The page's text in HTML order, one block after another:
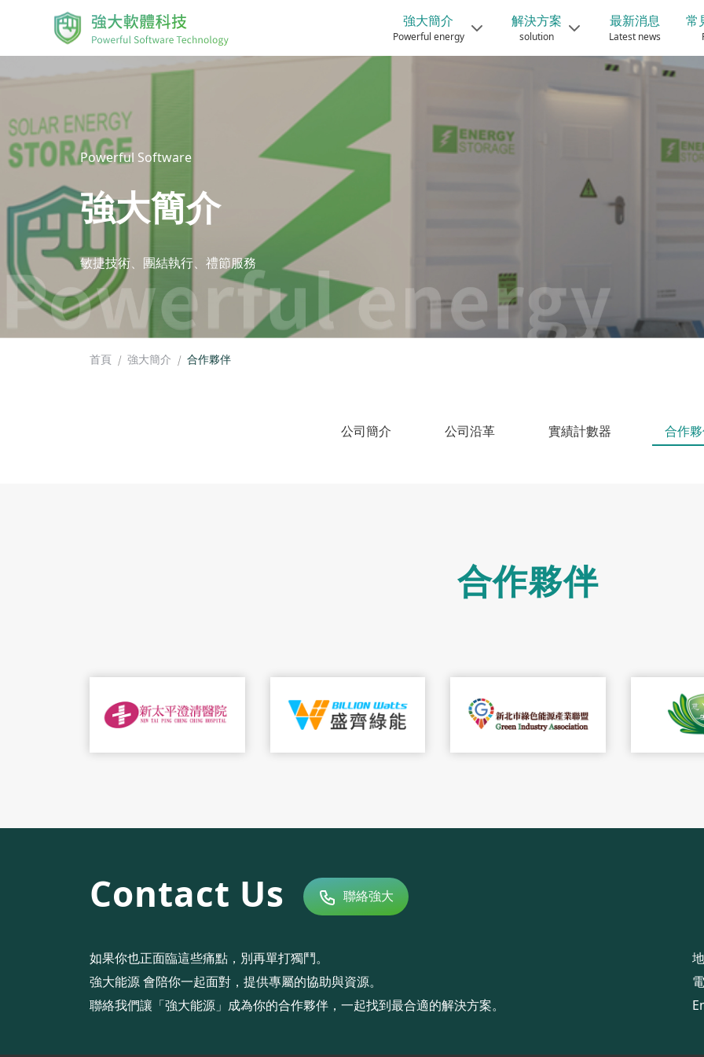
強大簡介
Powerful energy
解決方案
solution
最新消息
Latest news
常
Powerful Software
強大簡介
敏捷技術、團結執行、禮節服務
首頁 強大簡介 合作夥伴
公司簡介 公司沿革 實績計數器 合作
合作夥伴
Contact Us 聯絡強大
如果你也正面臨這些痛點，別再單打獨鬥。
強大能源 會陪你一起面對，提供專屬的協助與資源。
聯絡我們讓「強大能源」成為你的合作夥伴，一起找到最合適的解決方案。